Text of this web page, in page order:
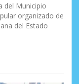
del Municipio
organizado de
del Estado